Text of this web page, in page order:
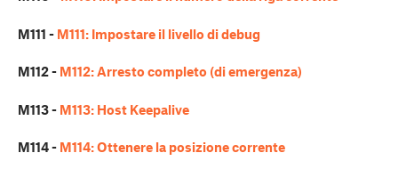
M111 - M111: Impostare il livello di debug
M112 - M112: Arresto completo (di emergenza)
M113 - M113: Host Keepalive
M114 - M114: Ottenere la posizione corrente